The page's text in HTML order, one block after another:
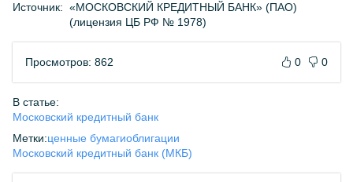
Источник: «МОСКОВСКИЙ КРЕДИТНЫЙ БАНК» (ПАО)
(лицензия ЦБ РФ № 1978)
Просмотров: 862 0 0
В статье:
Московский кредитный банк
Метки:ценные бумагиоблигации
Московский кредитный банк (МКБ)